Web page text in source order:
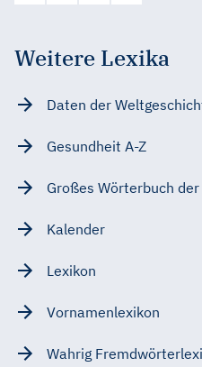
Weitere Lexika
Daten der
Gesundheit A-Z
Großes Wörterbuch
Kalender
Lexikon
Vornamenlexikon
Wahrig